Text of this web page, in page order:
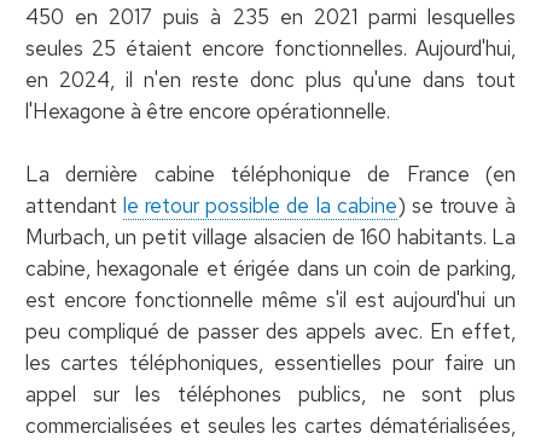
450 en 2017 puis à 235 en 2021 parmi lesquelles
seules 25 étaient encore fonctionnelles. Aujourd'hui,
en 2024, il n'en reste donc plus qu'une dans tout
l'Hexagone à être encore opérationnelle.
La dernière cabine téléphonique de France (en
attendant le retour possible de la cabine) se trouve à
Murbach, un petit village alsacien de 160 habitants. La
cabine, hexagonale et érigée dans un coin de parking,
est encore fonctionnelle même s'il est aujourd'hui un
peu compliqué de passer des appels avec. En effet,
les cartes téléphoniques, essentielles pour faire un
appel sur les téléphones publics, ne sont plus
commercialisées et seules les cartes dématérialisées,